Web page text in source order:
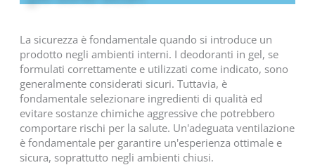
La sicurezza è fondamentale quando si introduce un
prodotto negli ambienti interni. I deodoranti in gel, se
formulati correttamente e utilizzati come indicato, sono
generalmente considerati sicuri. Tuttavia, è
fondamentale selezionare ingredienti di qualità ed
evitare sostanze chimiche aggressive che potrebbero
comportare rischi per la salute. Un'adeguata ventilazione
è fondamentale per garantire un'esperienza ottimale e
sicura, soprattutto negli ambienti chiusi.